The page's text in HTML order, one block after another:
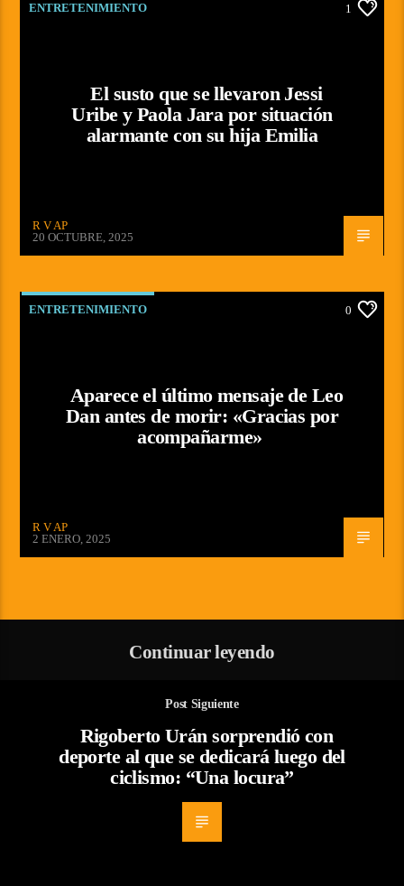
ENTRETENIMIENTO 1
El susto que se llevaron Jessi
Uribe y Paola Jara por situación
alarmante con su hija Emilia
R V AP
20 OCTUBRE, 2025
ENTRETENIMIENTO 0
Aparece el último mensaje de Leo
Dan antes de morir: «Gracias por
acompañarme»
R V AP
2 ENERO, 2025
Continuar leyendo
Post Siguiente
Rigoberto Urán sorprendió con
deporte al que se dedicará luego del
ciclismo: “Una locura”